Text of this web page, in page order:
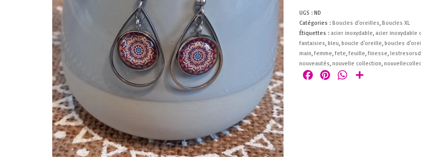
UGS : ND
Catégories : Boucles d'oreilles,Boucles XL
Étiquettes : acier inoxydable, acier inoxydable
fantaisies,bleu,boucle d'oreille,boucles
main,femme,fete,feuille,finesse,
nouveautés,nouvelle collection,
FacebookPinterestWhatsApp